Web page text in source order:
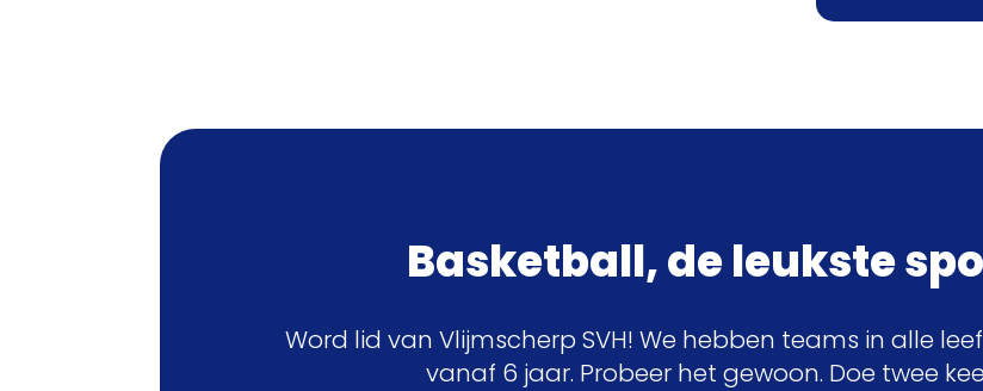
Basketball, de leukste
Word lid van Vlijmscherp SVH! We hebben teams in alle
vanaf 6 jaar. Probeer het gewoon. Doe twee